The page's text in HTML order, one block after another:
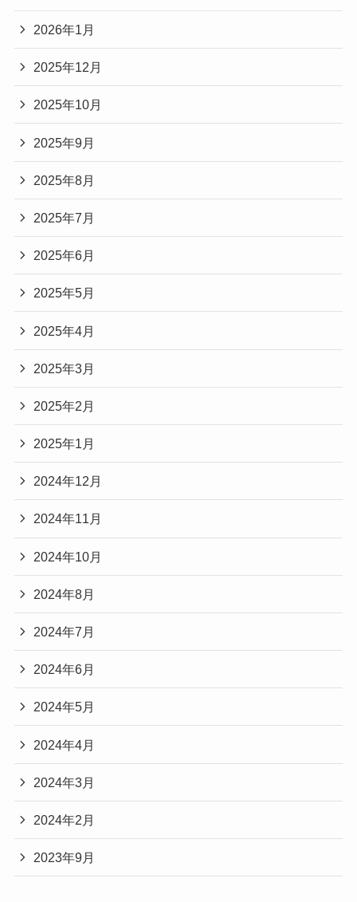
2026年1月
2025年12月
2025年10月
2025年9月
2025年8月
2025年7月
2025年6月
2025年5月
2025年4月
2025年3月
2025年2月
2025年1月
2024年12月
2024年11月
2024年10月
2024年8月
2024年7月
2024年6月
2024年5月
2024年4月
2024年3月
2024年2月
2023年9月